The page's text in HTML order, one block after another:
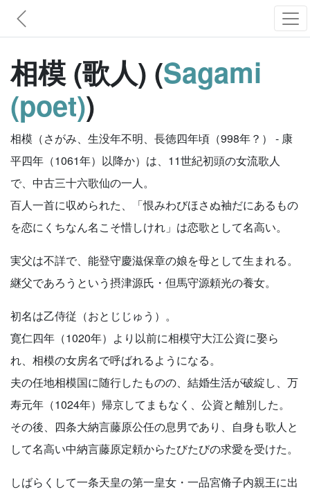
相模 (歌人) (Sagami
(poet))
相模（さがみ、生没年不明、長徳四年頃（998年？） - 康
平四年（1061年）以降か）は、11世紀初頭の女流歌人
で、中古三十六歌仙の一人。
百人一首に収められた、「恨みわびほさぬ袖だにあるもの
を恋にくちなん名こそ惜しけれ」は恋歌として名高い。
実父は不詳で、能登守慶滋保章の娘を母として生まれる。
継父であろうという摂津源氏・但馬守源頼光の養女。
初名は乙侍従（おとじじゅう）。
寛仁四年（1020年）より以前に相模守大江公資に娶ら
れ、相模の女房名で呼ばれるようになる。
夫の任地相模国に随行したものの、結婚生活が破綻し、万
寿元年（1024年）帰京してまもなく、公資と離別した。
その後、四条大納言藤原公任の息男であり、自身も歌人と
して名高い中納言藤原定頼からたびたびの求愛を受けた。
しばらくして一条天皇の第一皇女・一品宮脩子内親王に出